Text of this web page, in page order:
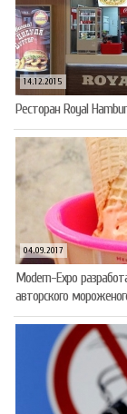
14.12.2015
Ресторан Royal
04.09.2017
Modern-Expo
авторского